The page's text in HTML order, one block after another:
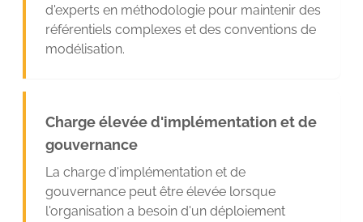
d'experts en méthodologie pour maintenir des
référentiels complexes et des conventions de
modélisation.
Charge élevée d'implémentation et de
gouvernance
La charge d'implémentation et de
gouvernance peut être élevée lorsque
l'organisation a besoin d'un déploiement